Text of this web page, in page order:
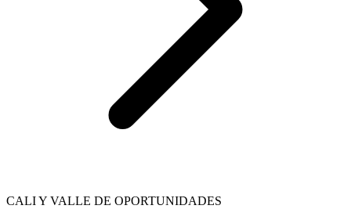
CALI Y VALLE DE OPORTUNIDADES